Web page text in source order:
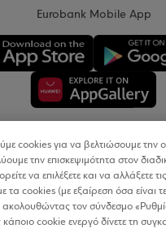
Eurobank Mobile App
Copyright © 2026
Όροι Χρήσης
cookies για να βελτιώσουμε την
την επισκεψιμότητα στον
να επιλέξετε και να αλλάξετε
τα cookies (με εξαίρεση όσα είναι
τον σύνδεσμο
κάποιο cookie ενεργό δίνετε τη